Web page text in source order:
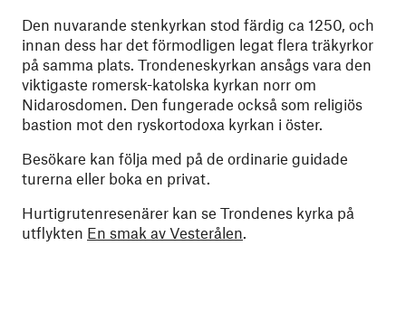
Den nuvarande stenkyrkan stod färdig ca 1250, och
innan dess har det förmodligen legat flera träkyrkor
på samma plats. Trondeneskyrkan ansågs vara den
viktigaste romersk-katolska kyrkan norr om
Nidarosdomen. Den fungerade också som religiös
bastion mot den ryskortodoxa kyrkan i öster.
Besökare kan följa med på de ordinarie guidade
turerna eller boka en privat.
Hurtigrutenresenärer kan se Trondenes kyrka på
utflykten En smak av Vesterålen.